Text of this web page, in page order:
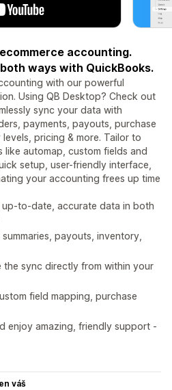
accounting.
ways with QuickBooks.
with our powerful
Using QB Desktop? Check out
sync your data with
payments, payouts, purchase
pricing & more. Tailor to
automap, custom fields and
setup, user-friendly interface,
your accounting frees up time
up-to-date, accurate data in both
payouts, inventory,
the sync directly from within your
field mapping, purchase
enjoy amazing, friendly support -
váš